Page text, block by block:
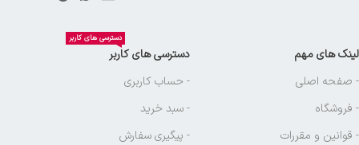
لینک های مهم
- صفحه اصلی
- فروشگاه
- قوانین و مقررات
دسترسی های کاربر
دسترسی های کاربر
- حساب کاربری
- سبد خرید
- پیگیری سفارش